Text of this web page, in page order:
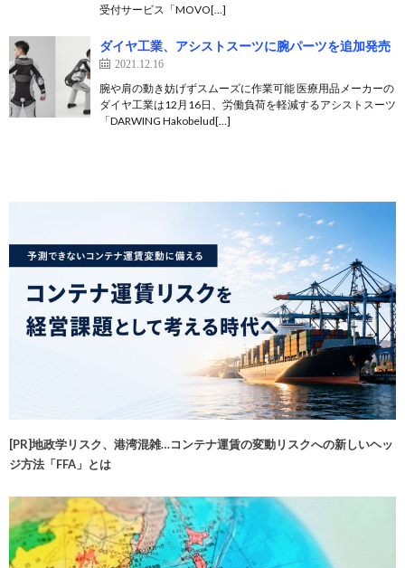
受付サービス「MOVO[…]
ダイヤ工業、アシストスーツに腕パーツを追加発売
2021.12.16
腕や肩の動き妨げずスムーズに作業可能 医療用品メーカーの
ダイヤ工業は12月16日、労働負荷を軽減するアシストスーツ
「DARWING Hakobelud[…]
[PR]地政学リスク、港湾混雑…コンテナ運賃の変動リスクへの新しいヘッ
ジ方法「FFA」とは